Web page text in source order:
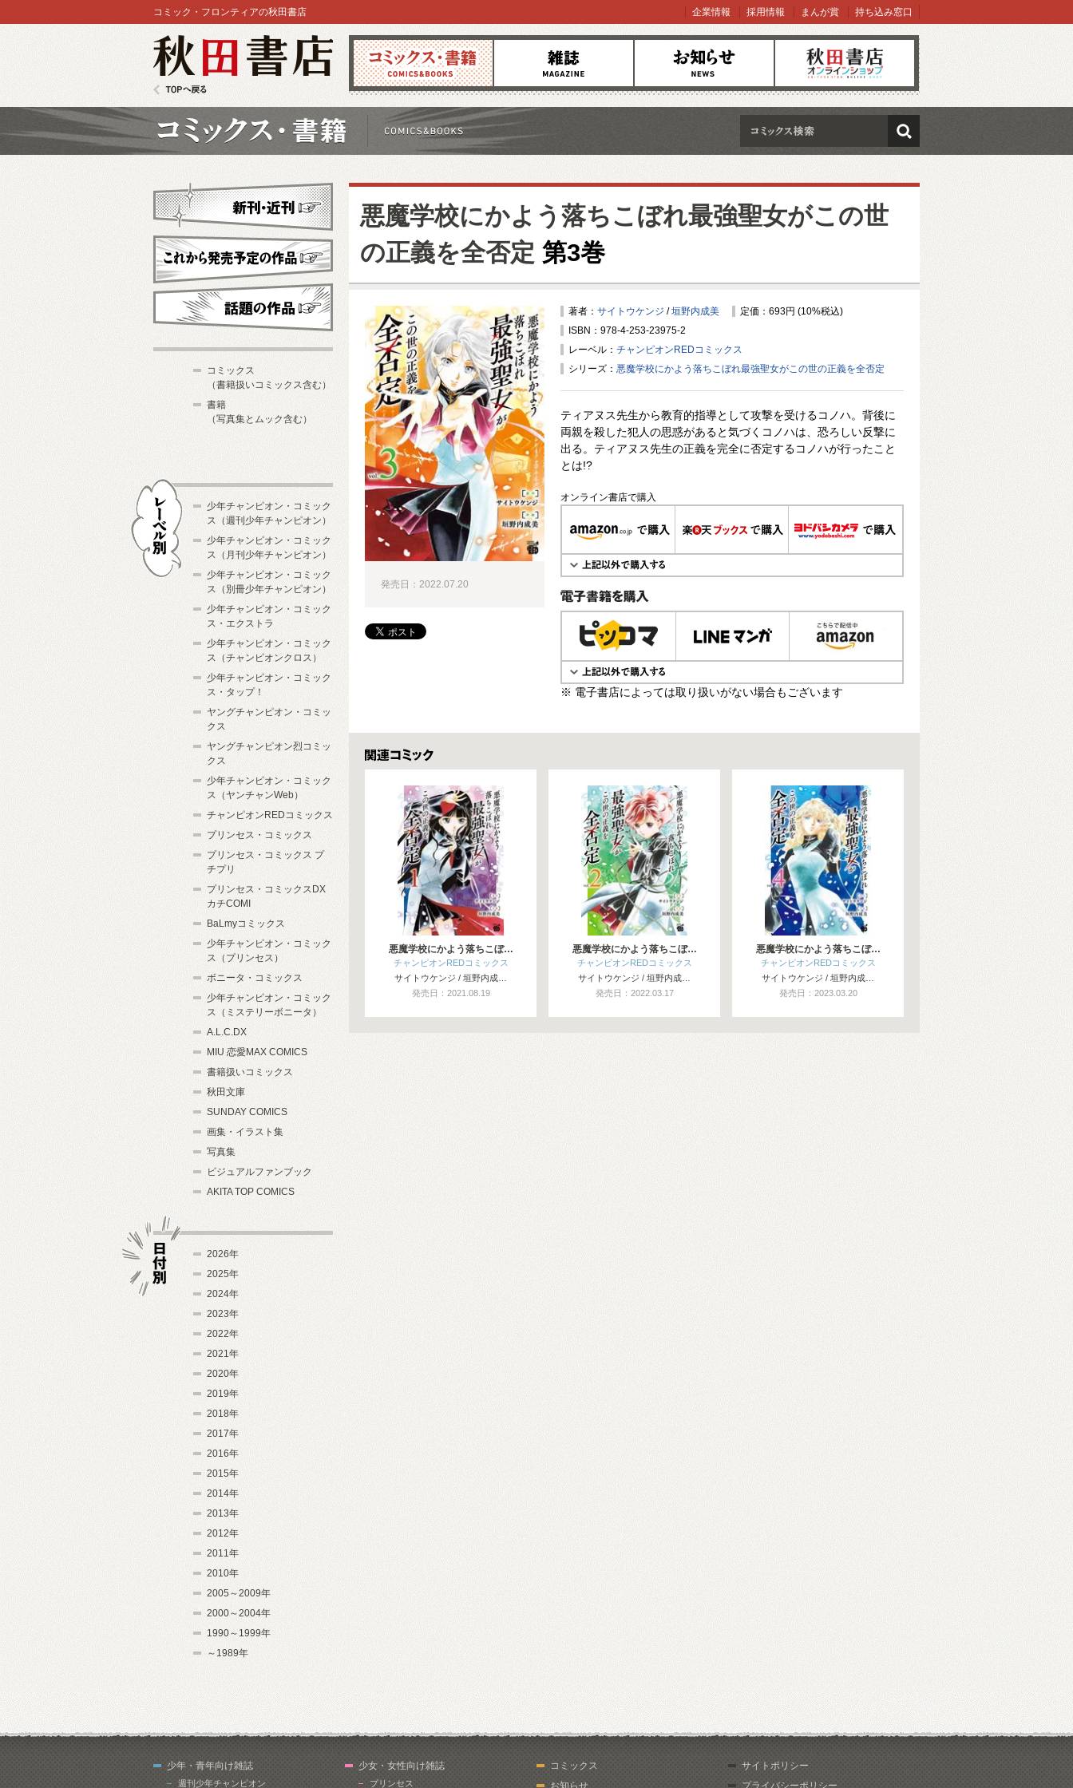
コミックス 雑誌 お知らせ オンラインショップ
コミック・フロンティアの秋田書店 企業情報 採用情報 まんが賞 持ち込み窓口
検索
悪魔学校にかよう落ちこぼれ最強聖女がこの世
の正義を全否定 第3巻
著者： サイトウケンジ /垣野内成美
定価：693円 (10%税込)
ISBN：978-4-253-23975-2
レーベル： チャンピオンREDコミックス
シリーズ： 悪魔学校にかよう落ちこぼれ最強聖女がこの世の正義を全否定
ティアヌス先生から教育的指導として攻撃を受けるコノハ。背後に
両親を殺した犯人の思惑があると気づくコノハは、恐ろしい反撃に
出る。ティアヌス先生の正義を完全に否定するコノハが行ったこと
とは!?
オンライン書店で購入
電子書籍で購入
※ 電子書店によっては取り扱いがない場合もございます
発売日：2022.07.20
関連コミックス
悪魔学校にかよう落ちこぼ…
チャンピオンREDコミックス
サイトウケンジ / 垣野内成…
発売日：2021.08.19
悪魔学校にかよう落ちこぼ…
チャンピオンREDコミックス
サイトウケンジ / 垣野内成…
発売日：2022.03.17
悪魔学校にかよう落ちこぼ…
チャンピオンREDコミックス
サイトウケンジ / 垣野内成…
発売日：2023.03.20
新刊・近刊
これから発売予定
コミックス
（書籍扱いコミックス含む）
書籍
（写真集とムック含む）
少年チャンピオン・コミック
ス（週刊少年チャンピオン）
少年チャンピオン・コミック
ス（月刊少年チャンピオン）
少年チャンピオン・コミック
ス（別冊少年チャンピオン）
少年チャンピオン・コミック
ス・エクストラ
少年チャンピオン・コミック
ス（チャンピオンクロス）
少年チャンピオン・コミック
ス・タップ！
ヤングチャンピオン・コミッ
クス
ヤングチャンピオン烈コミッ
クス
少年チャンピオン・コミック
ス（ヤンチャンWeb）
チャンピオンREDコミックス
プリンセス・コミックス
プリンセス・コミックス プ
チプリ
プリンセス・コミックスDX
カチCOMI
BaLmyコミックス
少年チャンピオン・コミック
ス（プリンセス）
ボニータ・コミックス
少年チャンピオン・コミック
ス（ミステリーボニータ）
A.L.C.DX
MIU 恋愛MAX COMICS
書籍扱いコミックス
秋田文庫
SUNDAY COMICS
画集・イラスト集
写真集
ビジュアルファンブック
AKITA TOP COMICS
2026年
2025年
2024年
2023年
2022年
2021年
2020年
2019年
2018年
2017年
2016年
2015年
2014年
2013年
2012年
2011年
2010年
2005～2009年
2000～2004年
1990～1999年
～1989年
少年・青年向け雑誌
週刊少年チャンピオン
少女・女性向け雑誌
プリンセス
コミックス
お知らせ
サイトポリシー
プライバシーポリシー